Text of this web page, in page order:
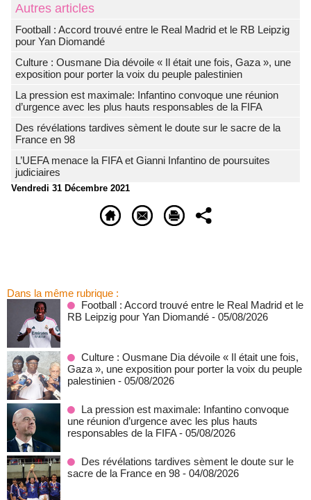
Autres articles
Football : Accord trouvé entre le Real Madrid et le RB Leipzig
pour Yan Diomandé
Culture : Ousmane Dia dévoile « Il était une fois, Gaza », une
exposition pour porter la voix du peuple palestinien
La pression est maximale: Infantino convoque une réunion
d’urgence avec les plus hauts responsables de la FIFA
Des révélations tardives sèment le doute sur le sacre de la
France en 98
L’UEFA menace la FIFA et Gianni Infantino de poursuites
judiciaires
Vendredi 31 Décembre 2021
Dans la même rubrique :
Football : Accord trouvé entre le Real Madrid et le
RB Leipzig pour Yan Diomandé - 05/08/2026
Culture : Ousmane Dia dévoile « Il était une fois,
Gaza », une exposition pour porter la voix du peuple
palestinien - 05/08/2026
La pression est maximale: Infantino convoque
une réunion d’urgence avec les plus hauts
responsables de la FIFA - 05/08/2026
Des révélations tardives sèment le doute sur le
sacre de la France en 98 - 04/08/2026